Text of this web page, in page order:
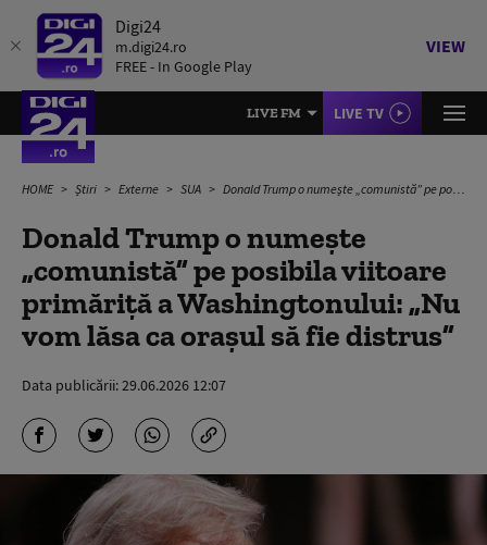
Digi24
m.digi24.ro
FREE - In Google Play
VIEW
LIVE FM LIVE TV
HOME Știri Externe SUA Donald Trump o numește „comunistă” pe posibila viitoare primăriță a Washingtonului: „Nu vom lăsa ca oraşul să fie distrus”
Donald Trump o numește
„comunistă” pe posibila viitoare
primăriță a Washingtonului: „Nu
vom lăsa ca oraşul să fie distrus”
Data publicării:29.06.2026 12:07